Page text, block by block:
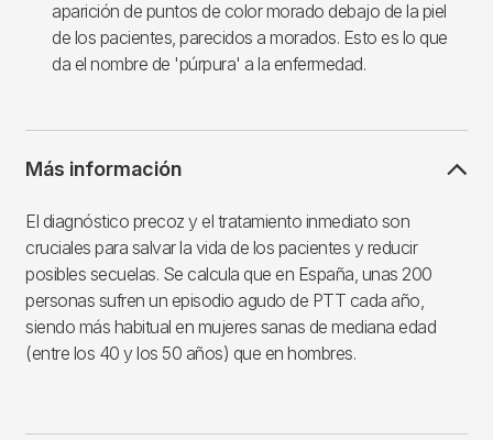
aparición de puntos de color morado debajo de la piel
de los pacientes, parecidos a morados. Esto es lo que
da el nombre de 'púrpura' a la enfermedad.
Más información
El diagnóstico precoz y el tratamiento inmediato son
cruciales para salvar la vida de los pacientes y reducir
posibles secuelas. Se calcula que en España, unas 200
personas sufren un episodio agudo de PTT cada año,
siendo más habitual en mujeres sanas de mediana edad
(entre los 40 y los 50 años) que en hombres.